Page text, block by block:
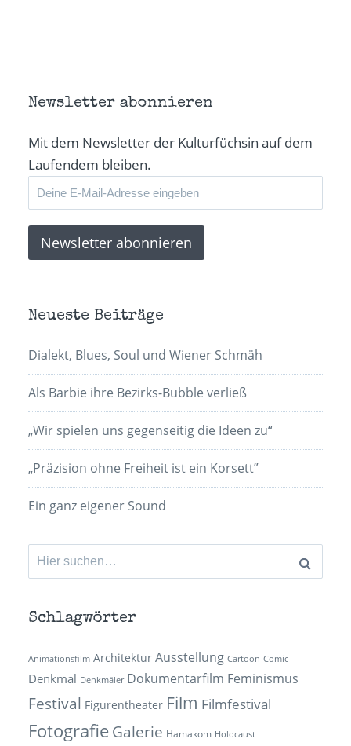
Newsletter abonnieren
Mit dem Newsletter der Kulturfüchsin auf dem
Laufendem bleiben.
Neueste Beiträge
Dialekt, Blues, Soul und Wiener Schmäh
Als Barbie ihre Bezirks-Bubble verließ
„Wir spielen uns gegenseitig die Ideen zu“
„Präzision ohne Freiheit ist ein Korsett”
Ein ganz eigener Sound
Suchen
nach:
Schlagwörter
Animationsfilm Architektur Ausstellung Cartoon Comic
Denkmal Denkmäler Dokumentarfilm Feminismus
Festival Figurentheater Film Filmfestival
Fotografie Galerie Hamakom Holocaust